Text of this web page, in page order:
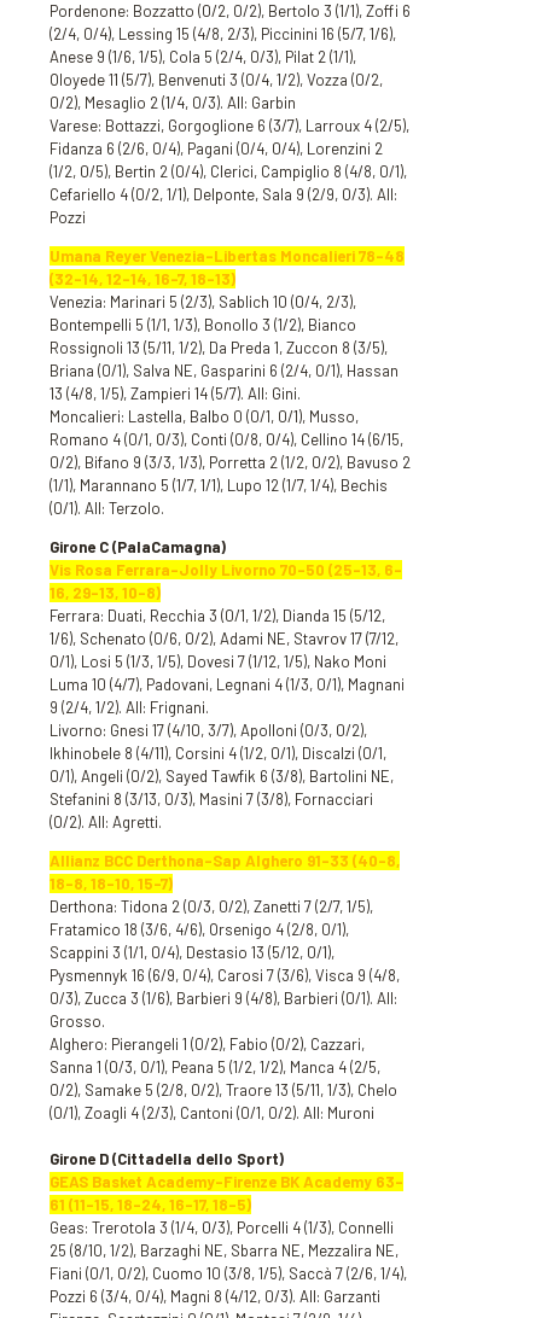
Pordenone: Bozzatto (0/2, 0/2), Bertolo 3 (1/1), Zoffi 6
(2/4, 0/4), Lessing 15 (4/8, 2/3), Piccinini 16 (5/7, 1/6),
Anese 9 (1/6, 1/5), Cola 5 (2/4, 0/3), Pilat 2 (1/1),
Oloyede 11 (5/7), Benvenuti 3 (0/4, 1/2), Vozza (0/2,
0/2), Mesaglio 2 (1/4, 0/3). All: Garbin
Varese: Bottazzi, Gorgoglione 6 (3/7), Larroux 4 (2/5),
Fidanza 6 (2/6, 0/4), Pagani (0/4, 0/4), Lorenzini 2
(1/2, 0/5), Bertin 2 (0/4), Clerici, Campiglio 8 (4/8, 0/1),
Cefariello 4 (0/2, 1/1), Delponte, Sala 9 (2/9, 0/3). All:
Pozzi
Umana Reyer Venezia-Libertas Moncalieri 78-48
(32-14, 12-14, 16-7, 18-13)
Venezia: Marinari 5 (2/3), Sablich 10 (0/4, 2/3),
Bontempelli 5 (1/1, 1/3), Bonollo 3 (1/2), Bianco
Rossignoli 13 (5/11, 1/2), Da Preda 1, Zuccon 8 (3/5),
Briana (0/1), Salva NE, Gasparini 6 (2/4, 0/1), Hassan
13 (4/8, 1/5), Zampieri 14 (5/7). All: Gini.
Moncalieri: Lastella, Balbo 0 (0/1, 0/1), Musso,
Romano 4 (0/1, 0/3), Conti (0/8, 0/4), Cellino 14 (6/15,
0/2), Bifano 9 (3/3, 1/3), Porretta 2 (1/2, 0/2), Bavuso 2
(1/1), Marannano 5 (1/7, 1/1), Lupo 12 (1/7, 1/4), Bechis
(0/1). All: Terzolo.
Girone C (PalaCamagna)
Vis Rosa Ferrara-Jolly Livorno 70-50 (25-13, 6-
16, 29-13, 10-8)
Ferrara: Duati, Recchia 3 (0/1, 1/2), Dianda 15 (5/12,
1/6), Schenato (0/6, 0/2), Adami NE, Stavrov 17 (7/12,
0/1), Losi 5 (1/3, 1/5), Dovesi 7 (1/12, 1/5), Nako Moni
Luma 10 (4/7), Padovani, Legnani 4 (1/3, 0/1), Magnani
9 (2/4, 1/2). All: Frignani.
Livorno: Gnesi 17 (4/10, 3/7), Apolloni (0/3, 0/2),
Ikhinobele 8 (4/11), Corsini 4 (1/2, 0/1), Discalzi (0/1,
0/1), Angeli (0/2), Sayed Tawfik 6 (3/8), Bartolini NE,
Stefanini 8 (3/13, 0/3), Masini 7 (3/8), Fornacciari
(0/2). All: Agretti.
Allianz BCC Derthona-Sap Alghero 91-33 (40-8,
18-8, 18-10, 15-7)
Derthona: Tidona 2 (0/3, 0/2), Zanetti 7 (2/7, 1/5),
Fratamico 18 (3/6, 4/6), Orsenigo 4 (2/8, 0/1),
Scappini 3 (1/1, 0/4), Destasio 13 (5/12, 0/1),
Pysmennyk 16 (6/9, 0/4), Carosi 7 (3/6), Visca 9 (4/8,
0/3), Zucca 3 (1/6), Barbieri 9 (4/8), Barbieri (0/1). All:
Grosso.
Alghero: Pierangeli 1 (0/2), Fabio (0/2), Cazzari,
Sanna 1 (0/3, 0/1), Peana 5 (1/2, 1/2), Manca 4 (2/5,
0/2), Samake 5 (2/8, 0/2), Traore 13 (5/11, 1/3), Chelo
(0/1), Zoagli 4 (2/3), Cantoni (0/1, 0/2). All: Muroni
Girone D (Cittadella dello Sport)
GEAS Basket Academy-Firenze BK Academy 63-
61 (11-15, 18-24, 16-17, 18-5)
Geas: Trerotola 3 (1/4, 0/3), Porcelli 4 (1/3), Connelli
25 (8/10, 1/2), Barzaghi NE, Sbarra NE, Mezzalira NE,
Fiani (0/1, 0/2), Cuomo 10 (3/8, 1/5), Saccà 7 (2/6, 1/4),
Pozzi 6 (3/4, 0/4), Magni 8 (4/12, 0/3). All: Garzanti